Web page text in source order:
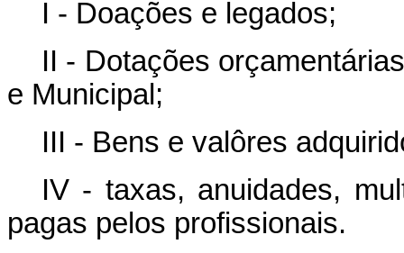
I - Doações e legados;
II - Dotações
e Municipal;
III - Bens e valôres
IV - taxas, anuidades,
pagas pelos profissionais.